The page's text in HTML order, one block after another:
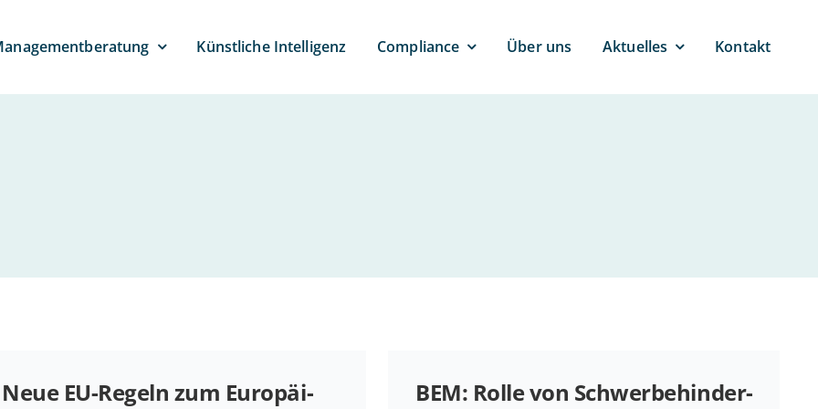
Künst­li­che Intelligenz Com­pli­ance Über uns Ak­tu­el­les Kontakt
Neue EU-Regeln zum Eu­ro­päi­
BEM: Rolle von Schwer­be­hin­der­